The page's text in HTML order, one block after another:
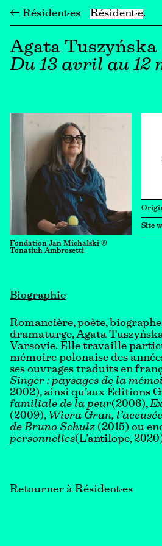
← Résident·es Résident·e
Agata Tuszyńska
Du 13 avril au 12
Fondation Jan Michalski ©
Tonatiuh Ambrosetti
Site
Biographie
Romancière, poète,
dramaturge, Agata
Varsovie. Elle travaille
mémoire polonaise des
ses ouvrages traduits en
Singer : paysages de la
2002), ainsi qu’aux Éditions
familiale de la peur(2006),
(2009), Wiera Gran, l’accusée
de Bruno Schulz (2015) ou
personnelles(L’antilope,
Retourner à Résident·es